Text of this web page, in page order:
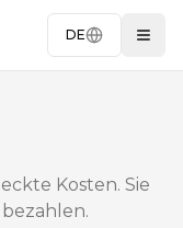
DE
Kosten. Sie